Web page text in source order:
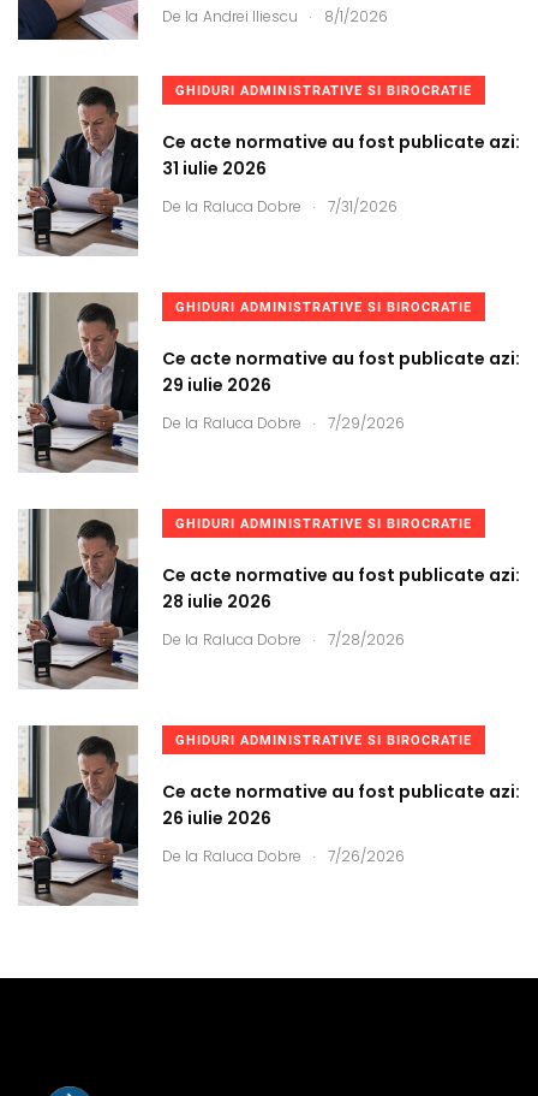
De la Andrei Iliescu . 8/1/2026
GHIDURI ADMINISTRATIVE SI BIROCRATIE
Ce acte normative au fost publicate azi:
31 iulie 2026
De la Raluca Dobre . 7/31/2026
GHIDURI ADMINISTRATIVE SI BIROCRATIE
Ce acte normative au fost publicate azi:
29 iulie 2026
De la Raluca Dobre . 7/29/2026
GHIDURI ADMINISTRATIVE SI BIROCRATIE
Ce acte normative au fost publicate azi:
28 iulie 2026
De la Raluca Dobre . 7/28/2026
GHIDURI ADMINISTRATIVE SI BIROCRATIE
Ce acte normative au fost publicate azi:
26 iulie 2026
De la Raluca Dobre . 7/26/2026